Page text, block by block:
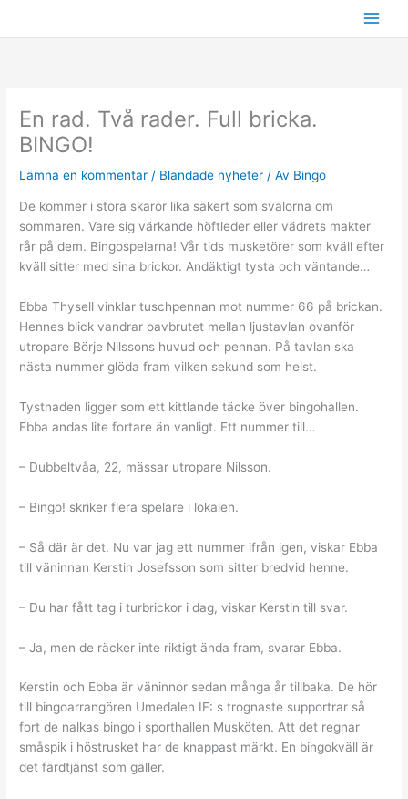
En rad. Två rader. Full bricka.
BINGO!
Lämna en kommentar / Blandade nyheter / Av Bingo
De kommer i stora skaror lika säkert som svalorna om
sommaren. Vare sig värkande höftleder eller vädrets makter
rår på dem. Bingospelarna! Vår tids musketörer som kväll efter
kväll sitter med sina brickor. Andäktigt tysta och väntande…
Ebba Thysell vinklar tuschpennan mot nummer 66 på brickan.
Hennes blick vandrar oavbrutet mellan ljustavlan ovanför
utropare Börje Nilssons huvud och pennan. På tavlan ska
nästa nummer glöda fram vilken sekund som helst.
Tystnaden ligger som ett kittlande täcke över bingohallen.
Ebba andas lite fortare än vanligt. Ett nummer till…
– Dubbeltvåa, 22, mässar utropare Nilsson.
– Bingo! skriker flera spelare i lokalen.
– Så där är det. Nu var jag ett nummer ifrån igen, viskar Ebba
till väninnan Kerstin Josefsson som sitter bredvid henne.
– Du har fått tag i turbrickor i dag, viskar Kerstin till svar.
– Ja, men de räcker inte riktigt ända fram, svarar Ebba.
Kerstin och Ebba är väninnor sedan många år tillbaka. De hör
till bingoarrangören Umedalen IF: s trognaste supportrar så
fort de nalkas bingo i sporthallen Musköten. Att det regnar
småspik i höstrusket har de knappast märkt. En bingokväll är
det färdtjänst som gäller.